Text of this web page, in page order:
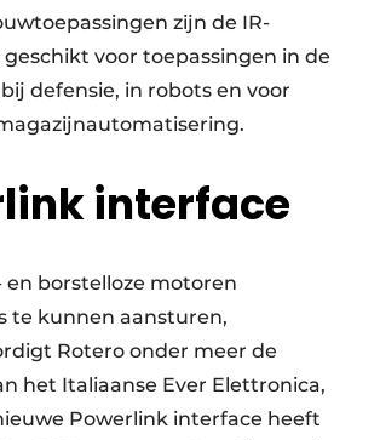
zijn de IR-
voor toepassingen in de
defensie, in robots en voor
interface
en borstelloze motoren
te kunnen aansturen,
Rotero onder meer de
het Italiaanse Ever Elettronica,
Powerlink interface heeft